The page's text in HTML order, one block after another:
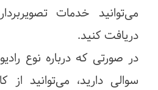
می‌توانید خدمات
دریافت کنید.
در صورتی که درباره نوع
سوالی دارید، می‌توانید از